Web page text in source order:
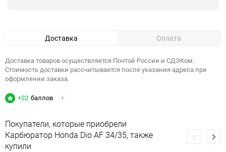
Доставка Оплата
Доставка товаров осуществляется Почтой России и СДЭКом.
Стоимость доставки рассчитывается после указания адреса при
оформлении заказа.
+22 баллов ?
Покупатели, которые приобрели
Карбюратор Honda Dio AF 34/35, также
купили